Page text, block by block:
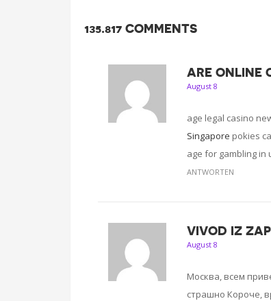
135.817 COMMENTS
ARE ONLINE
August 8
age legal casino
Singapore pokies
age for gambling in
ANTWORTEN
VIVOD IZ
August 8
Москва, всем
страшно Короче,